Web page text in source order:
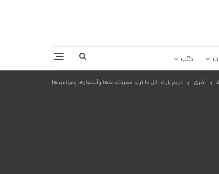
كتب
أخرى دريم بارك: كل ما تريد معرفته عنها وأسعارها ومواعيدها